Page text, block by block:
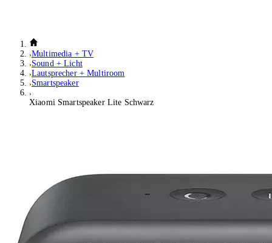
Multimedia + TV
Sound + Licht
Lautsprecher + Multiroom
Smartspeaker
Xiaomi Smartspeaker Lite Schwarz